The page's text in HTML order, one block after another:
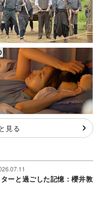
見る
ーと過ごした記憶：櫻井敦